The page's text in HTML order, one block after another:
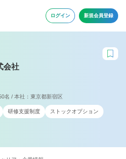
ログイン 新規会員登録
会社
名 / 本社：東京都新宿区
研修支援制度 ストックオプション